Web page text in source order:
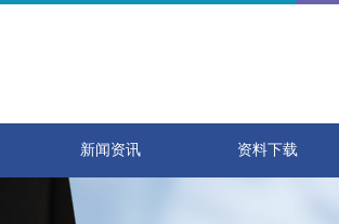
新闻资讯 资料下载